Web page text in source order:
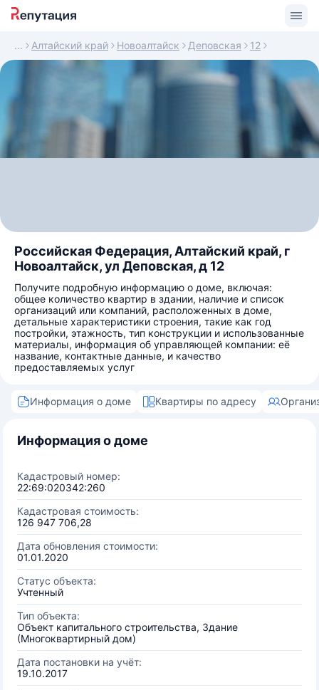
Алтайский край Новоалтайск Деповская 12
Российская Федерация, Алтайский край, г
Новоалтайск, ул Деповская, д 12
Получите подробную информацию о доме, включая:
общее количество квартир в здании, наличие и список
организаций или компаний, расположенных в доме,
детальные характеристики строения, такие как год
постройки, этажность, тип конструкции и использованные
материалы, информация об управляющей компании: её
название, контактные данные, и качество
предоставляемых услуг
Информация о доме Квартиры по адресу
Информация о доме
Кадастровый номер:
22:69:020342:260
Кадастровая стоимость:
126 947 706,28
Дата обновления стоимости:
01.01.2020
Статус объекта:
Учтенный
Тип объекта:
Объект капитального строительства, Здание
(Многоквартирный дом)
Дата постановки на учёт:
19.10.2017